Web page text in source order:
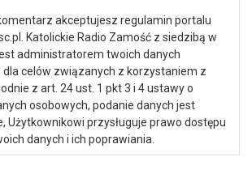
akceptujesz regulamin portalu
Katolickie Radio Zamość z siedzibą w
administratorem twoich danych
dla celów związanych z korzystaniem z
z art. 24 ust. 1 pkt 3 i 4 ustawy o
osobowych, podanie danych jest
Użytkownikowi przysługuje prawo dostępu
danych i ich poprawiania.